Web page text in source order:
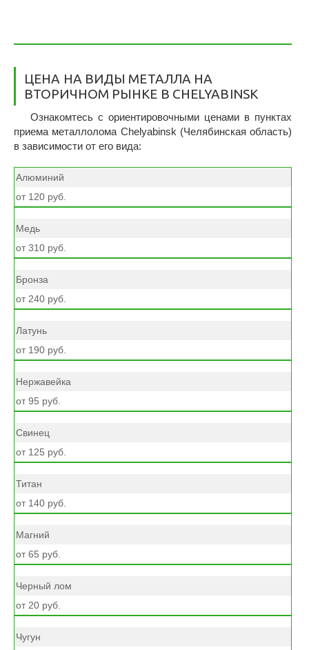
ЦЕНА НА ВИДЫ МЕТАЛЛА НА
ВТОРИЧНОМ РЫНКЕ В CHELYABINSK
Ознакомтесь с ориентировочными ценами в пунктах
приема металлолома Chelyabinsk (Челябинская область)
в зависимости от его вида:
Алюминий
от 120 руб.
Медь
от 310 руб.
Бронза
от 240 руб.
Латунь
от 190 руб.
Нержавейка
от 95 руб.
Свинец
от 125 руб.
Титан
от 140 руб.
Магний
от 65 руб.
Черный лом
от 20 руб.
Чугун